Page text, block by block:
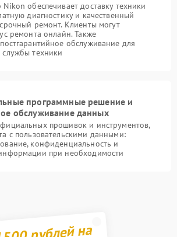
обеспечивает доставку техники
диагностику и качественный
ремонт. Клиенты могут
ремонта онлайн. Также
обслуживание для
техники
программные решение и
обслуживание данных
прошивок и инструментов,
с пользовательскими данными:
конфиденциальность и
при необходимости